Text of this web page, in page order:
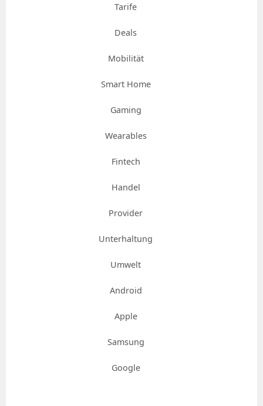
Tarife
Deals
Mobilität
Smart Home
Gaming
Wearables
Fintech
Handel
Provider
Unterhaltung
Umwelt
Android
Apple
Samsung
Google